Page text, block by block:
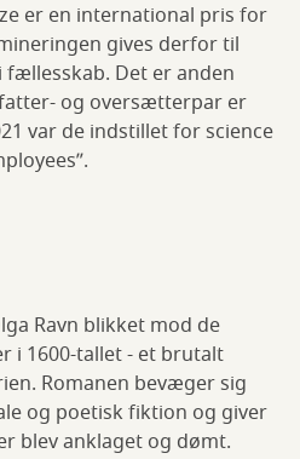
er en international pris for
gives derfor til
Det er anden
og oversætterpar er
var de indstillet for science
Ravn blikket mod de
i 1600-tallet - et brutalt
Romanen bevæger sig
og poetisk fiktion og giver
blev anklaget og dømt.